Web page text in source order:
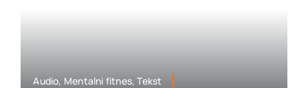
Audio, Mentalni fitnes, Tekst